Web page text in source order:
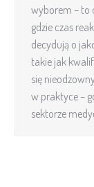
wyborem – to
gdzie czas
decydują o
takie jak
się
w praktyce –
sektorze